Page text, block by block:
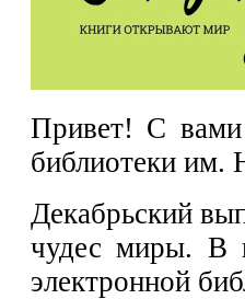
Привет! С вами
библиотеки им.
Декабрьский
чудес миры. В
электронной